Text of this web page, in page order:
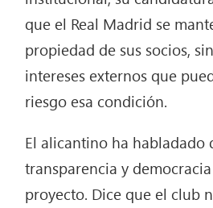
que el Real Madrid se
propiedad de sus socios,
intereses externos que
riesgo esa condición.
El alicantino ha habladado
transparencia y
proyecto. Dice que el club